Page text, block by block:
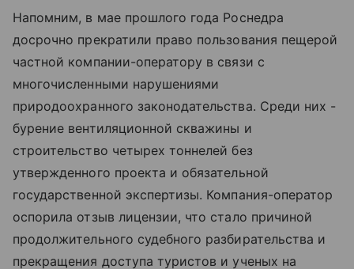
Напомним, в мае прошлого года Роснедра
досрочно прекратили право пользования пещерой
частной компании-оператору в связи с
многочисленными нарушениями
природоохранного законодательства. Среди них -
бурение вентиляционной скважины и
строительство четырех тоннелей без
утвержденного проекта и обязательной
государственной экспертизы. Компания-оператор
оспорила отзыв лицензии, что стало причиной
продолжительного судебного разбирательства и
прекращения доступа туристов и ученых на